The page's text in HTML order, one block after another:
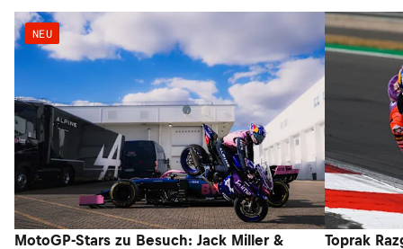
NEU
MotoGP-Stars zu Besuch: Jack Miller &
Toprak